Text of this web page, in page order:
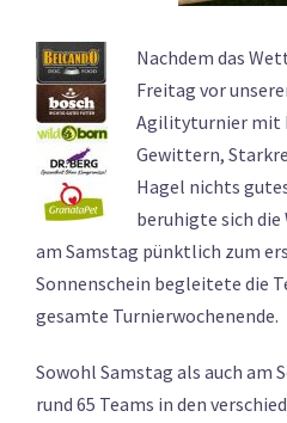
Nachdem das
Freitag vor
Agilityturnier mit
Gewittern,
Hagel nichts
beruhigte sich
am Samstag pünktlich zum
Sonnenschein begleitete die
gesamte Turnierwochenende.
Sowohl Samstag als auch
rund 65 Teams in den